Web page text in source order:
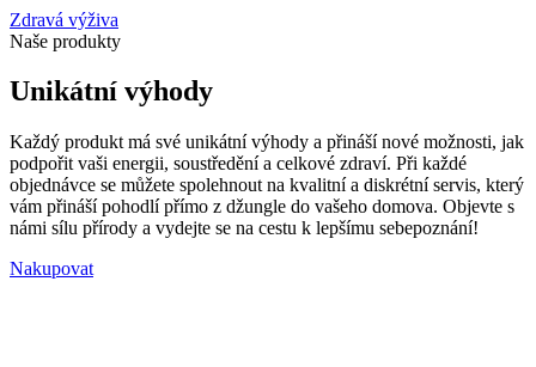
Zdravá výživa
Naše produkty
Unikátní výhody
Každý produkt má své unikátní výhody a přináší nové možnosti, jak
podpořit vaši energii, soustředění a celkové zdraví. Při každé
objednávce se můžete spolehnout na kvalitní a diskrétní servis, který
vám přináší pohodlí přímo z džungle do vašeho domova. Objevte s
námi sílu přírody a vydejte se na cestu k lepšímu sebepoznání!
Nakupovat